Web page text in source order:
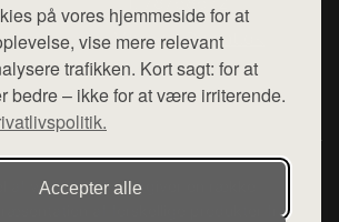
på vores hjemmeside for at
vise mere relevant
trafikken. Kort sagt: for at
bedre – ikke for at være irriterende.
Accepter alle
Mail: hej@want.dk
Cookie- og privatlivspolitik
af want.dk, der udgiver en række
af forskellige produkter fra